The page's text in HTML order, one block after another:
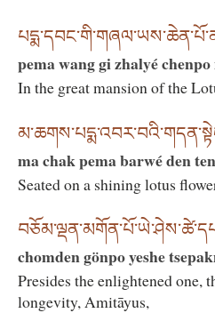
pema wang gi zhalyé chenpo
In the great mansion of the
ma chak pema barwé den
Seated on a shining lotus
chomden gönpo yeshe
Presides the enlightened one,
longevity, Amitāyus,